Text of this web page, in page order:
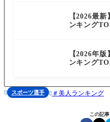
【2026最
ンキング
【2026年
ンキング
 スポーツ選手  美人ランキング
この記